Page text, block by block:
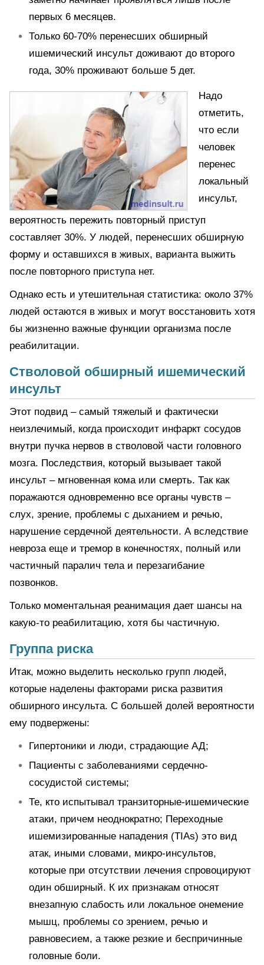
первых 6 месяцев.
Только 60-70% перенесших обширный
ишемический инсульт доживают до второго
года, 30% проживают больше 5 дет.
Надо
отметить,
что если
человек
перенес
локальный
инсульт,
вероятность пережить повторный приступ
составляет 30%. У людей, перенесших обширную
форму и оставшихся в живых, варианта выжить
после повторного приступа нет.
Однако есть и утешительная статистика: около 37%
людей остаются в живых и могут восстановить хотя
бы жизненно важные функции организма после
реабилитации.
Стволовой обширный ишемический
инсульт
Этот подвид – самый тяжелый и фактически
неизлечимый, когда происходит инфаркт сосудов
внутри пучка нервов в стволовой части головного
мозга. Последствия, который вызывает такой
инсульт – мгновенная кома или смерть. Так как
поражаются одновременно все органы чувств –
слух, зрение, проблемы с дыханием и речью,
нарушение сердечной деятельности. А вследствие
невроза еще и тремор в конечностях, полный или
частичный паралич тела и перезагибание
позвонков.
Только моментальная реанимация дает шансы на
какую-то реабилитацию, хотя бы частичную.
Группа риска
Итак, можно выделить несколько групп людей,
которые наделены факторами риска развития
обширного инсульта. С большей долей вероятности
ему подвержены:
Гипертоники и люди, страдающие АД;
Пациенты с заболеваниями сердечно-
сосудистой системы;
Те, кто испытывал транзиторные-ишемические
атаки, причем неоднократно; Переходные
ишемизированные нападения (TIAs) это вид
атак, иными словами, микро-инсультов,
которые при отсутствии лечения спровоцируют
один обширный. К их признакам относят
внезапную слабость или локальное онемение
мышц, проблемы со зрением, речью и
равновесием, а также резкие и беспричинные
головные боли.